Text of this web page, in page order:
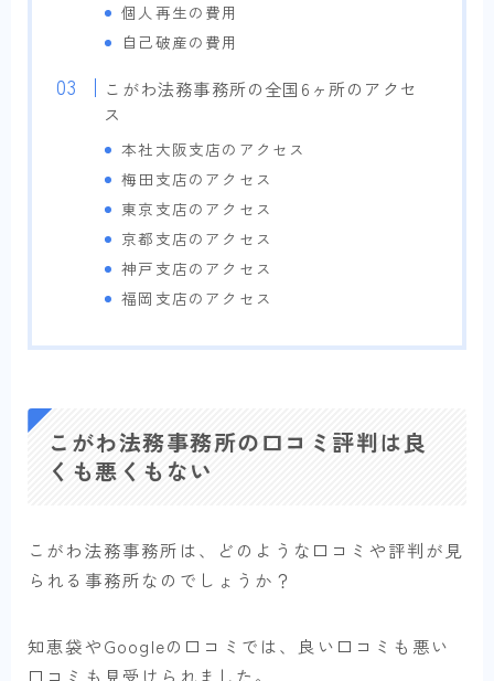
個人再生の費用
自己破産の費用
こがわ法務事務所の全国6ヶ所のアクセ
ス
本社大阪支店のアクセス
梅田支店のアクセス
東京支店のアクセス
京都支店のアクセス
神戸支店のアクセス
福岡支店のアクセス
こがわ法務事務所の口コミ評判は良
くも悪くもない
こがわ法務事務所は、どのような口コミや評判が見
られる事務所なのでしょうか？
知恵袋やGoogleの口コミでは、良い口コミも悪い
口コミも見受けられました。